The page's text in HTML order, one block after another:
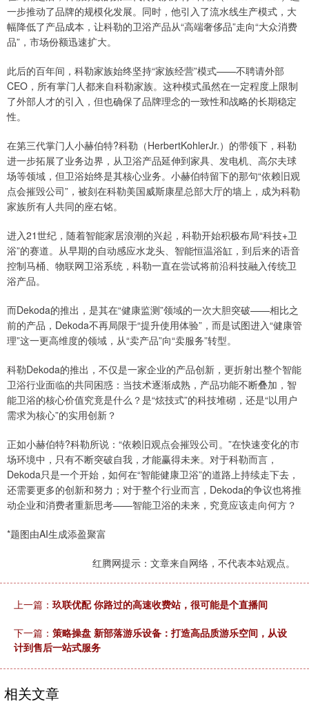
一步推动了品牌的规模化发展。同时，他引入了流水线生产模式，大
幅降低了产品成本，让科勒的卫浴产品从“高端奢侈品”走向“大众消费
品”，市场份额迅速扩大。
此后的百年间，科勒家族始终坚持“家族经营”模式——不聘请外部
CEO，所有掌门人都来自科勒家族。这种模式虽然在一定程度上限制
了外部人才的引入，但也确保了品牌理念的一致性和战略的长期稳定
性。
在第三代掌门人小赫伯特?科勒（HerbertKohlerJr.）的带领下，科勒
进一步拓展了业务边界，从卫浴产品延伸到家具、发电机、高尔夫球
场等领域，但卫浴始终是其核心业务。小赫伯特留下的那句“依赖旧观
点会摧毁公司”，被刻在科勒美国威斯康星总部大厅的墙上，成为科勒
家族所有人共同的座右铭。
进入21世纪，随着智能家居浪潮的兴起，科勒开始积极布局“科技+卫
浴”的赛道。从早期的自动感应水龙头、智能恒温浴缸，到后来的语音
控制马桶、物联网卫浴系统，科勒一直在尝试将前沿科技融入传统卫
浴产品。
而Dekoda的推出，是其在“健康监测”领域的一次大胆突破——相比之
前的产品，Dekoda不再局限于“提升使用体验”，而是试图进入“健康管
理”这一更高维度的领域，从“卖产品”向“卖服务”转型。
科勒Dekoda的推出，不仅是一家企业的产品创新，更折射出整个智能
卫浴行业面临的共同困惑：当技术逐渐成熟，产品功能不断叠加，智
能卫浴的核心价值究竟是什么？是“炫技式”的科技堆砌，还是“以用户
需求为核心”的实用创新？
正如小赫伯特?科勒所说：“依赖旧观点会摧毁公司。”在快速变化的市
场环境中，只有不断突破自我，才能赢得未来。对于科勒而言，
Dekoda只是一个开始，如何在“智能健康卫浴”的道路上持续走下去，
还需要更多的创新和努力；对于整个行业而言，Dekoda的争议也将推
动企业和消费者重新思考——智能卫浴的未来，究竟应该走向何方？
*题图由AI生成添盈聚富
红腾网提示：文章来自网络，不代表本站观点。
上一篇： 玖联优配 你路过的高速收费站，很可能是个直播间
下一篇： 策略操盘 新部落游乐设备：打造高品质游乐空间，从设
计到售后一站式服务
相关文章